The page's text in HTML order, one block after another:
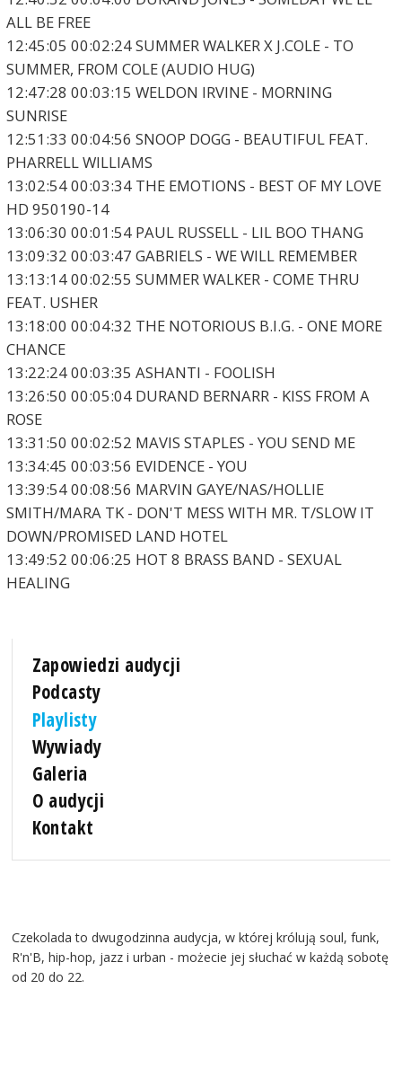
ALL BE FREE
12:45:05 00:02:24 SUMMER WALKER X J.COLE - TO
SUMMER, FROM COLE (AUDIO HUG)
12:47:28 00:03:15 WELDON IRVINE - MORNING
SUNRISE
12:51:33 00:04:56 SNOOP DOGG - BEAUTIFUL FEAT.
PHARRELL WILLIAMS
13:02:54 00:03:34 THE EMOTIONS - BEST OF MY LOVE
HD 950190-14
13:06:30 00:01:54 PAUL RUSSELL - LIL BOO THANG
13:09:32 00:03:47 GABRIELS - WE WILL REMEMBER
13:13:14 00:02:55 SUMMER WALKER - COME THRU
FEAT. USHER
13:18:00 00:04:32 THE NOTORIOUS B.I.G. - ONE MORE
CHANCE
13:22:24 00:03:35 ASHANTI - FOOLISH
13:26:50 00:05:04 DURAND BERNARR - KISS FROM A
ROSE
13:31:50 00:02:52 MAVIS STAPLES - YOU SEND ME
13:34:45 00:03:56 EVIDENCE - YOU
13:39:54 00:08:56 MARVIN GAYE/NAS/HOLLIE
SMITH/MARA TK - DON'T MESS WITH MR. T/SLOW IT
DOWN/PROMISED LAND HOTEL
13:49:52 00:06:25 HOT 8 BRASS BAND - SEXUAL
HEALING
Zapowiedzi audycji
Podcasty
Playlisty
Wywiady
Galeria
O audycji
Kontakt
Czekolada to dwugodzinna audycja, w której królują soul, funk,
R'n'B, hip-hop, jazz i urban - możecie jej słuchać w każdą sobotę
od 20 do 22.